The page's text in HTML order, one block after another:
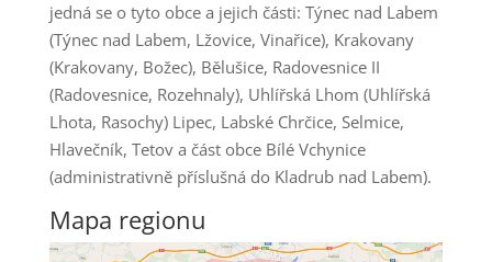
jedná se o tyto obce a jejich části: Týnec nad Labem
(Týnec nad Labem, Lžovice, Vinařice), Krakovany
(Krakovany, Božec), Bělušice, Radovesnice II
(Radovesnice, Rozehnaly), Uhlířská Lhom (Uhlířská
Lhota, Rasochy) Lipec, Labské Chrčice, Selmice,
Hlavečník, Tetov a část obce Bílé Vchynice
(administrativně příslušná do Kladrub nad Labem).
Mapa regionu